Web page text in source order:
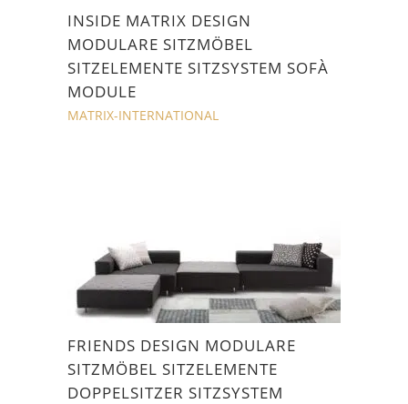
INSIDE MATRIX DESIGN
MODULARE SITZMÖBEL
SITZELEMENTE SITZSYSTEM SOFÀ
MODULE
MATRIX-INTERNATIONAL
FRIENDS DESIGN MODULARE
SITZMÖBEL SITZELEMENTE
DOPPELSITZER SITZSYSTEM